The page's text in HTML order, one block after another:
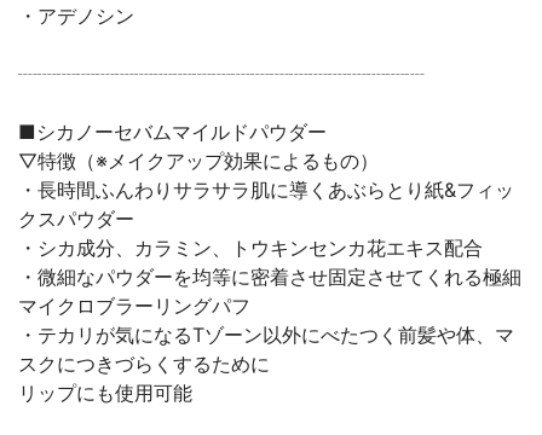
・アデノシン
┈┈┈┈┈┈┈┈┈┈┈┈┈┈┈┈┈┈┈┈┈
■シカノーセバムマイルドパウダー
▽特徴（※メイクアップ効果によるもの）
・長時間ふんわりサラサラ肌に導くあぶらとり紙&フィッ
クスパウダー
・シカ成分、カラミン、トウキンセンカ花エキス配合
・微細なパウダーを均等に密着させ固定させてくれる極細
マイクロブラーリングパフ
・テカリが気になるTゾーン以外にべたつく前髪や体、マ
スクにつきづらくするために
リップにも使用可能